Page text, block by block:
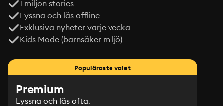
1 miljon stories
Lyssna och läs offline
Exklusiva nyheter varje vecka
Kids Mode (barnsäker miljö)
Populäraste valet
Premium
Lyssna och läs ofta.